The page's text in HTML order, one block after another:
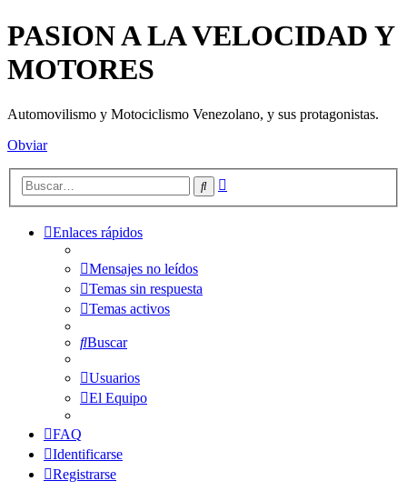
PASION A LA VELOCIDAD Y
MOTORES
Automovilismo y Motociclismo Venezolano, y sus protagonistas.
Obviar
Buscar
Enlaces rápidos
Mensajes no leídos
Temas sin respuesta
Temas activos
Buscar
Usuarios
El Equipo
FAQ
Identificarse
Registrarse